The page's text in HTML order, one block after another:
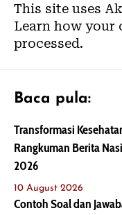
This site uses
Learn how your
processed.
Baca pula:
Transformasi
Rangkuman Berita
2026
10 August 2026
Contoh Soal dan